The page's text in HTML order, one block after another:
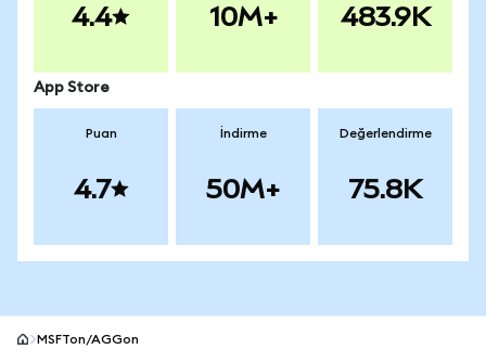
4.4 10M+ 483.9K
App Store
Puan
4.7
İndirme
50M+
Değerlendirme
75.8K
MSFTon/AGGon